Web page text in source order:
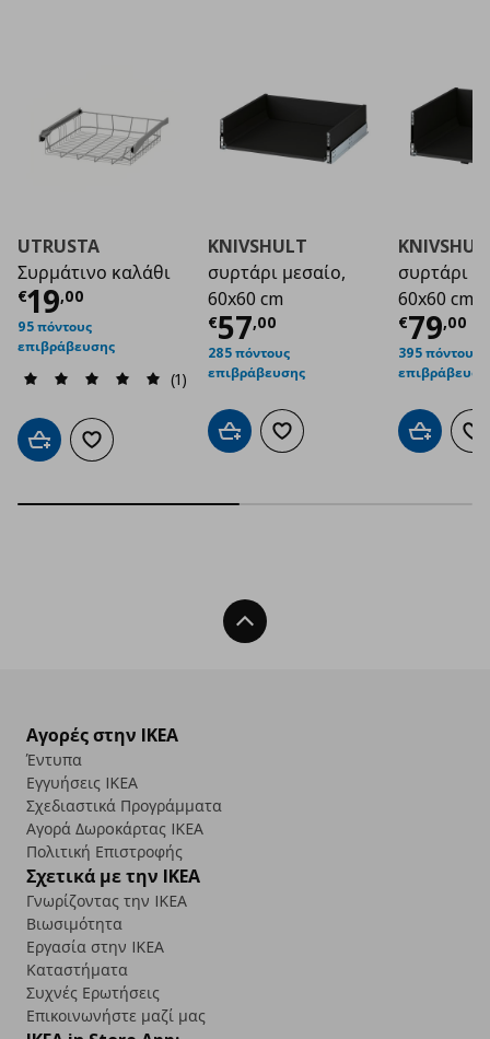
UTRUSTA
Συρμάτινο καλάθι
€19,00
Τρέχουσα τιμή€ 19,00
95 πόντους
επιβράβευσης
(1)
Προσθήκη στο καλάθι
Προσθήκη στα αγαπημένα
KNIVSHULT
συρτάρι μεσαίο,
60x60 cm
€57,00
Τρέχουσα τιμή€
285 πόντους
επιβράβευσης
Προσθήκη στο καλάθι
Προσθήκη στα αγαπημένα
συρτάρι
60x60 cm
€79,00
395 πόντους
Προσθήκη
Back To Top
Αγορές στην IKEA
Έντυπα
Εγγυήσεις IKEA
Σχεδιαστικά Προγράμματα
Αγορά Δωρoκάρτας IKEA
Πολιτική Επιστροφής
Σχετικά με την IKEA
Γνωρίζοντας την IKEA
Βιωσιμότητα
Εργασία στην IKEA
Καταστήματα
Συχνές Ερωτήσεις
Επικοινωνήστε μαζί μας